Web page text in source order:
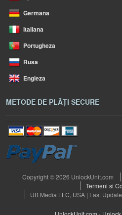
Germana
Italiana
Portugheza
Rusa
Engleza
METODE DE PLĂȚI SECURE
Copyright © 2026 UnlockUnit.com
Termeni si
UB Media LLC, USA | Last